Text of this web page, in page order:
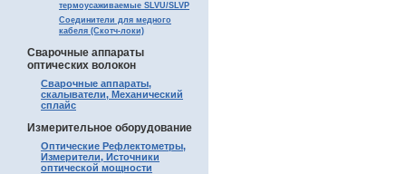
термоусаживаемые SLVU/SLVP
Соединители для медного
кабеля (Скотч-локи)
Сварочные аппараты
оптических волокон
Сварочные аппараты,
скалыватели, Механический
сплайс
Измерительное оборудование
Оптические Рефлектометры,
Измерители, Источники
оптической мощности